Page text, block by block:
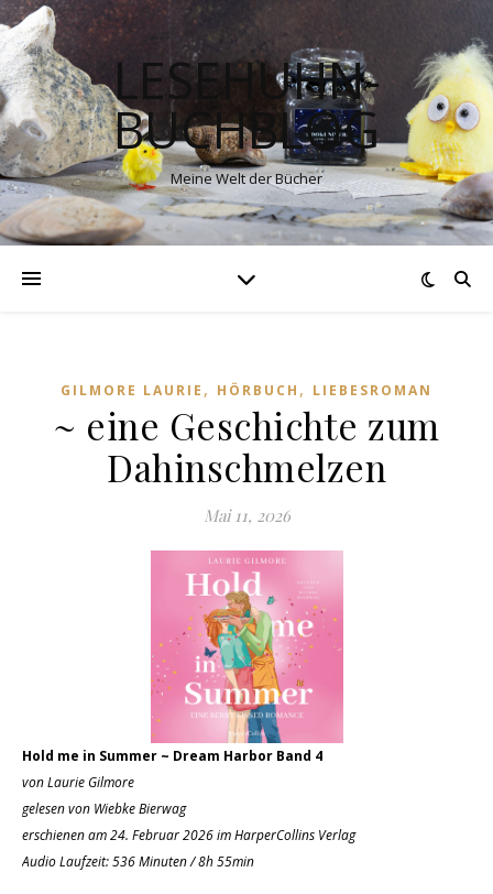
LESEHUHN-
BUCHBLOG
Meine Welt der Bücher
GILMORE LAURIE , HÖRBUCH , LIEBESROMAN
~ eine Geschichte zum
Dahinschmelzen
Mai 11, 2026
Hold me in Summer ~ Dream Harbor Band 4
von Laurie Gilmore
gelesen von Wiebke Bierwag
erschienen am 24. Februar 2026 im HarperCollins Verlag
Audio Laufzeit: 536 Minuten / 8h 55min